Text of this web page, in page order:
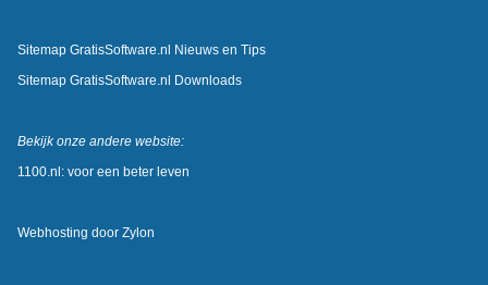
Sitemap GratisSoftware.nl Nieuws en Tips
Sitemap GratisSoftware.nl Downloads
Bekijk onze andere website:
1100.nl: voor een beter leven
Webhosting door Zylon